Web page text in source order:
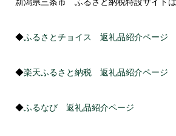
◆ふるさとチョイス 返礼品紹介ページ
◆楽天ふるさと納税 返礼品紹介ページ
◆ふるなび 返礼品紹介ページ